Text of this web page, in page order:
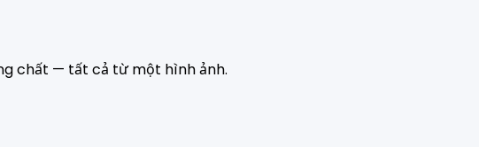
chất — tất cả từ một hình ảnh.